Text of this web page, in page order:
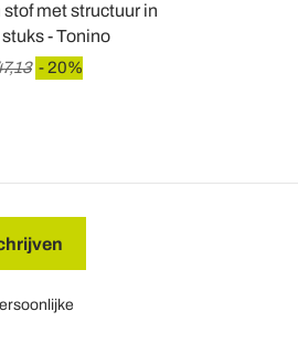
met structuur in
- Tonino
- 20%